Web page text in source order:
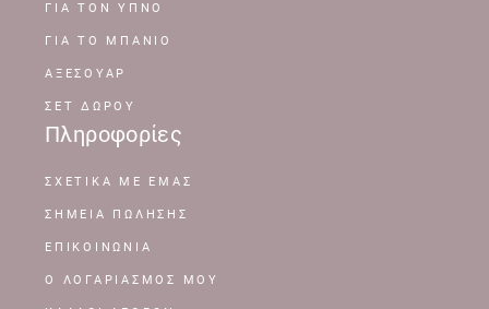
ΓΙΑ ΤΟΝ ΥΠΝΟ
ΓΙΑ ΤΟ ΜΠΑΝΙΟ
ΑΞΕΣΟΥΑΡ
ΣΕΤ ΔΩΡΟΥ
Πληροφορίες
ΣΧΕΤΙΚΆ ΜΕ ΕΜΆΣ
ΣΗΜΕΊΑ ΠΏΛΗΣΗΣ
ΕΠΙΚΟΙΝΩΝΊΑ
Ο ΛΟΓΑΡΙΑΣΜΌΣ ΜΟΥ